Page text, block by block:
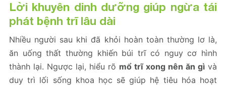
Lời khuyên dinh dưỡng giúp ngừa tái
phát bệnh trĩ lâu dài
Nhiều người sau khi đã khỏi hoàn toàn thường lơ là,
ăn uống thất thường khiến búi trĩ có nguy cơ hình
thành lại. Ngược lại, hiểu rõ mổ trĩ xong nên ăn gì và
duy trì lối sống khoa học sẽ giúp hệ tiêu hóa hoạt